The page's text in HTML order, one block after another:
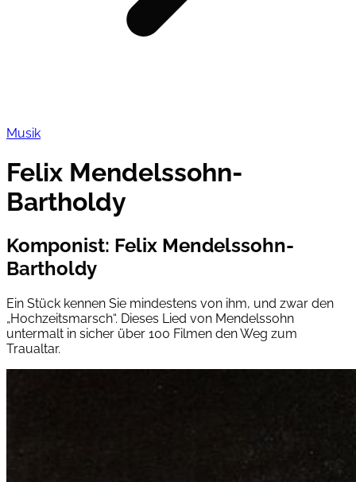
Musik
Felix Mendelssohn-
Bartholdy
Komponist: Felix Mendelssohn-
Bartholdy
Ein Stück kennen Sie mindestens von ihm, und zwar den
„Hochzeitsmarsch“. Dieses Lied von Mendelssohn
untermalt in sicher über 100 Filmen den Weg zum
Traualtar.